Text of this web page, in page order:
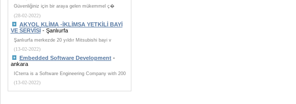
Güvenliğiniz için bir araya gelen mükemmel ç�
(28-02-2022)
AKYOL KLİMA -İKLİMSA YETKİLİ BAYİ
VE SERVİSİ- Şanlıurfa
Şanlıurfa merkezde 20 yıldır Mitsubishi bayi v
(13-02-2022)
Embedded Software Development-
ankara
ICterra is a Software Engineering Company with 200
(13-02-2022)